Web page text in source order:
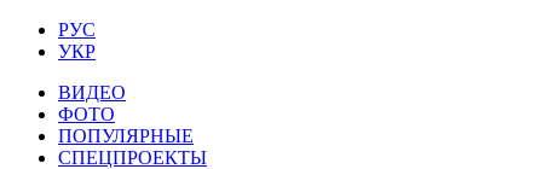
РУС
УКР
ВИДЕО
ФОТО
ПОПУЛЯРНЫЕ
СПЕЦПРОЕКТЫ